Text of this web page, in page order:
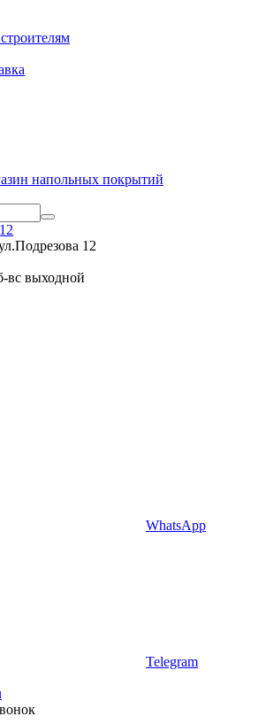
напольных покрытий
12
вс выходной
WhatsApp
Telegram